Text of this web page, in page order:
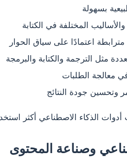
بسهولة
المختلفة في الكتابة
اعتمادًا على سياق الحوار
مثل الترجمة والكتابة والبرمجة
معالجة الطلبات
وتحسين جودة النتائج
الذكاء الاصطناعي أكثر
وصناعة المحتوى